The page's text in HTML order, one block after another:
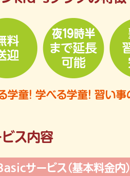
ス内容
サービス（基本料金内）